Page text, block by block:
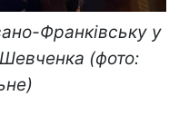
Франківську у
(фото: